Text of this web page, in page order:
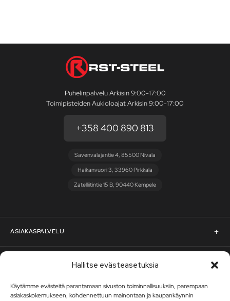
Hallitse evästeasetuksia
Käytämme evästeitä parantamaan sivuston toiminnallisuuksiin, parempaan
asiakaskokemukseen, kohdennettuun mainontaan ja kaupankäynnin
Puhelinpalvelu Arkisin 9:00-17:00
Toimipisteiden Aukioloajat Arkisin 9:00-17:00
+358 400 890 813
Savenvalajantie 4, 85500 Nivala
Haikanvuori 3, 33960 Pirkkala
Zatelliitintie 15 B, 90440 Kempele
ASIAKASPALVELU
Pyydä tarjous
RST-Steelin tarina